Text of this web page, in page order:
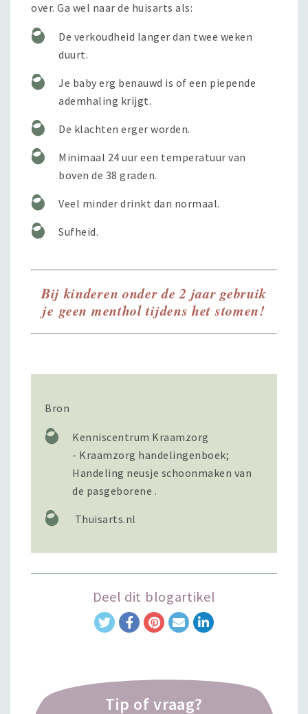
over. Ga wel naar de huisarts als:
De verkoudheid langer dan twee weken
duurt.
Je baby erg benauwd is of een piepende
ademhaling krijgt.
De klachten erger worden.
Minimaal 24 uur een temperatuur van
boven de 38 graden.
Veel minder drinkt dan normaal.
Sufheid.
Bij kinderen onder de 2 jaar gebruik
je geen menthol tijdens het stomen!
Bron
Kenniscentrum Kraamzorg
- Kraamzorg handelingenboek;
Handeling neusje schoonmaken van
de pasgeborene .
Thuisarts.nl
Deel dit blogartikel
Tip of vraag?